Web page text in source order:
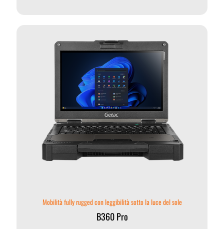
Mobilità fully rugged con leggibilità sotto la luce del sole
B360 Pro